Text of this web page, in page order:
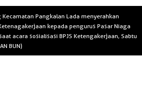
Kecamatan Pangkalan Lada menyerahkan
kepada pengurus Pasar Niaga
acara sosialisasi BPJS Ketengakerjaan, Sabtu
BUN)